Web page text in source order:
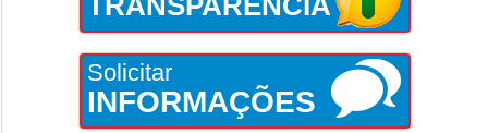
Solicitar
INFORMAÇÕES